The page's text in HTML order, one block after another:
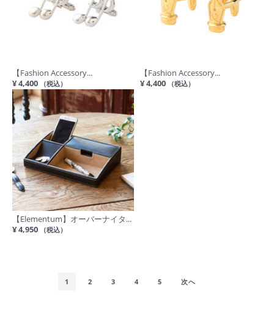
【Fashion Accessory...
¥ 4,400
（税込）
【Fashion Accessory...
¥ 4,400
（税込）
【Elementum】オーバーナイタ...
¥ 4,950
（税込）
1 2 3 4 5 次へ